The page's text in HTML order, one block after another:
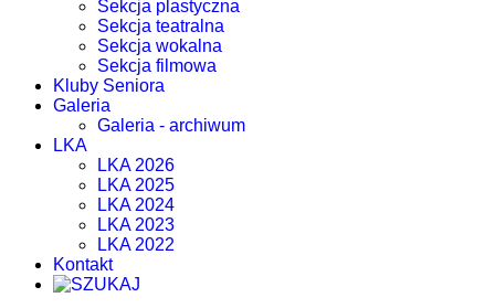
Sekcja plastyczna
Sekcja teatralna
Sekcja wokalna
Sekcja filmowa
Kluby Seniora
Galeria
Galeria - archiwum
LKA
LKA 2026
LKA 2025
LKA 2024
LKA 2023
LKA 2022
Kontakt